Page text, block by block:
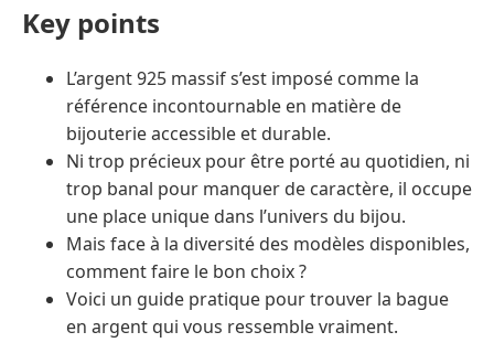
Key points
L’argent 925 massif s’est imposé comme la
référence incontournable en matière de
bijouterie accessible et durable.
Ni trop précieux pour être porté au quotidien, ni
trop banal pour manquer de caractère, il occupe
une place unique dans l’univers du bijou.
Mais face à la diversité des modèles disponibles,
comment faire le bon choix ?
Voici un guide pratique pour trouver la bague
en argent qui vous ressemble vraiment.